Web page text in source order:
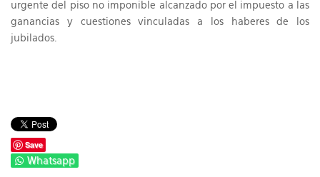
urgente del piso no imponible alcanzado por el impuesto a las
ganancias y cuestiones vinculadas a los haberes de los
jubilados.
Save
Whatsapp